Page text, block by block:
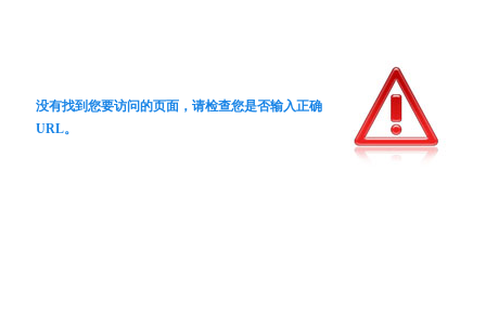
没有找到您要访问的页面，请检查您是否输入正确
URL。